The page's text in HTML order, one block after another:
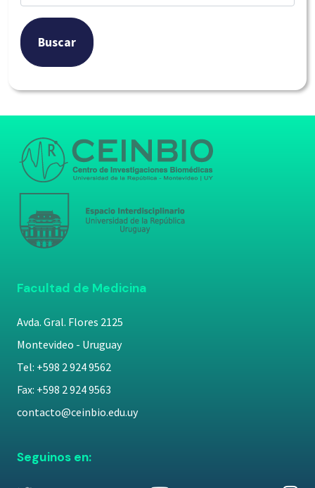
Buscar
Facultad de Medicina
Avda. Gral. Flores 2125
Montevideo - Uruguay
Tel: +598 2 924 9562
Fax: +598 2 924 9563
contacto@ceinbio.edu.uy
Seguinos en: